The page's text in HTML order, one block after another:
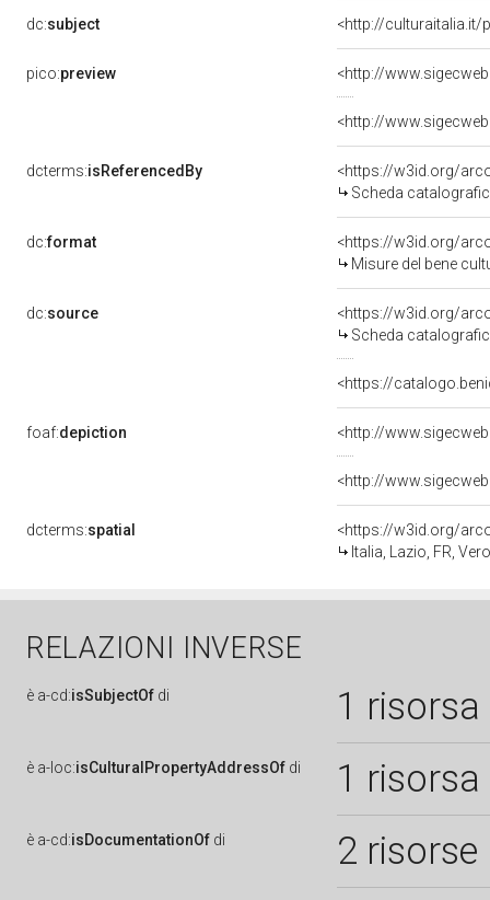
dc:subject <http://culturaitalia.it/
pico:preview
dcterms:isReferencedBy
<https://w3id.org/
Scheda
dc:format
<https://w3id.org/
Misure del bene
dc:source
<https://w3id.org/
Scheda
<https://
foaf:depiction
dcterms:spatial
<https://w3id.org/
Italia, Lazio, FR,
RELAZIONI INVERSE
è a-cd:isSubjectOf di 1 risorsa
è a-loc:isCulturalPropertyAddressOf di 1 risorsa
è a-cd:isDocumentationOf di 2 risorse